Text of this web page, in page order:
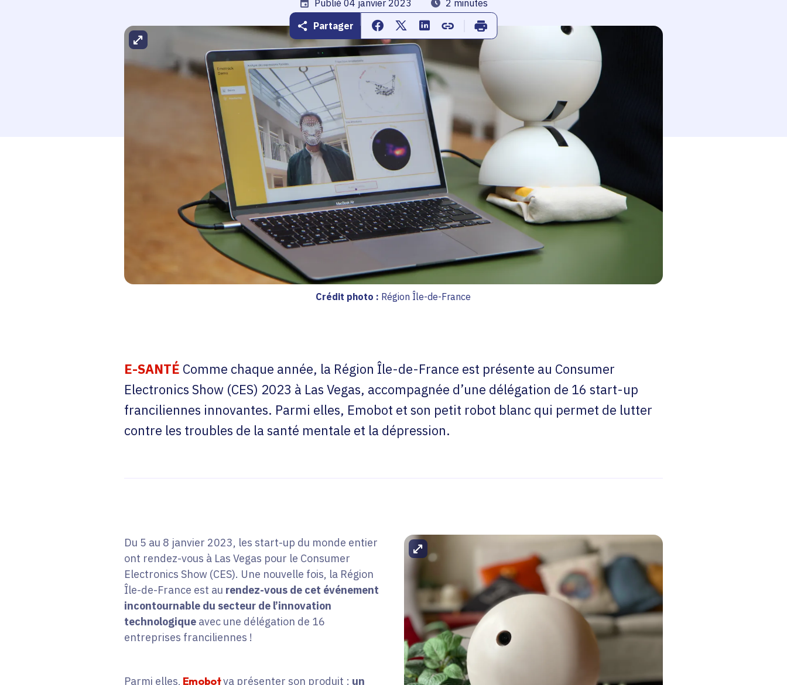
Partager Partager sur Facebook
Partager sur Twitter
Partager sur Linkedin
Copier dans le presse-papier
Imprimer
Date de publication
Publié 04 janvier 2023 Temps de lecture
2 minutes
Crédit photo : Région Île-de-France
E-SANTÉ Comme chaque année, la Région Île-de-France est présente au Consumer
Electronics Show (CES) 2023 à Las Vegas, accompagnée d’une délégation de 16 start-up
franciliennes innovantes. Parmi elles, Emobot et son petit robot blanc qui permet de lutter
contre les troubles de la santé mentale et la dépression.
Du 5 au 8 janvier 2023, les start-up du monde entier
ont rendez-vous à Las Vegas pour le Consumer
Electronics Show (CES). Une nouvelle fois, la Région
Île-de-France est au rendez-vous de cet événement
incontournable du secteur de l’innovation
technologiqueavec une délégation de 16
entreprises franciliennes !
Parmi elles, Emobotva présenter son produit : un